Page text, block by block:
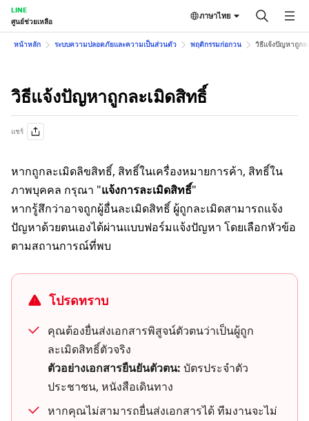
LINE
ศูนย์ช่วยเหลือ
ภาษาไทย
หน้าหลัก ระบบความปลอดภัยและความเป็นส่วนตัว พฤติกรรมก่อกวน วิธีแจ้งปัญหาถูกล
วิธีแจ้งปัญหาถูกละเมิดสิทธิ์
แชร์
หากถูกละเมิดลิขสิทธิ์, สิทธิ์ในเครื่องหมายการค้า, สิทธิ์ใน
ภาพบุคคล กรุณา "แจ้งการละเมิดสิทธิ์"
หากรู้สึกว่าอาจถูกผู้อื่นละเมิดสิทธิ์ ผู้ถูกละเมิดสามารถแจ้ง
ปัญหาด้วยตนเองได้ผ่านแบบฟอร์มแจ้งปัญหา โดยเลือกหัวข้อ
ตามสถานการณ์ที่พบ
โปรดทราบ
คุณต้องยื่นส่งเอกสารพิสูจน์ตัวตนว่าเป็นผู้ถูก
ละเมิดสิทธิ์ตัวจริง
ตัวอย่างเอกสารยืนยันตัวตน: บัตรประจำตัว
ประชาชน, หนังสือเดินทาง
หากคุณไม่สามารถยื่นส่งเอกสารได้ ทีมงานจะไม่